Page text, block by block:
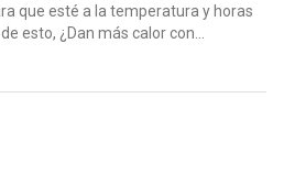
que esté a la temperatura y horas
esto, ¿Dan más calor con...